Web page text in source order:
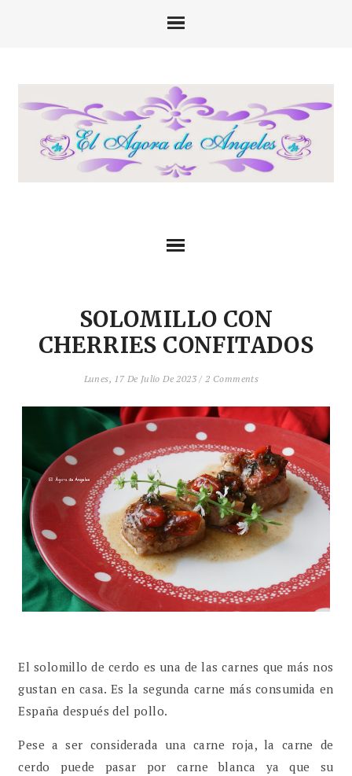
SOLOMILLO CON
CHERRIES CONFITADOS
Lunes, 17 De Julio De 2023 / 2 Comments
El solomillo de cerdo es una de las carnes que más nos
gustan en casa. Es la segunda carne más consumida en
España después del pollo.
Pese a ser considerada una carne roja, la carne de
cerdo puede pasar por carne blanca ya que su